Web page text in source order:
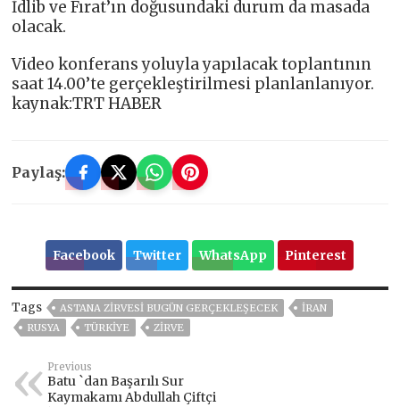
İdlib ve Fırat’ın doğusundaki durum da masada
olacak.
Video konferans yoluyla yapılacak toplantının
saat 14.00’te gerçekleştirilmesi planlanlanıyor.
kaynak:TRT HABER
Paylaş:
Facebook Twitter WhatsApp Pinterest
Tags ASTANA ZIRVESI BUGÜN GERÇEKLEŞECEK
IRAN
RUSYA
TÜRKİYE ZİRVE
Previous
Batu `dan Başarılı Sur
Kaymakamı Abdullah Çiftçi